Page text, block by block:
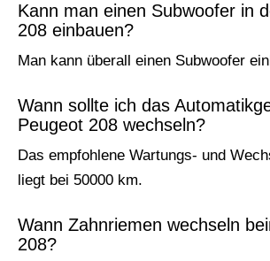
Kann man einen Subwoofer in
208 einbauen?
Man kann überall einen Subwoofer
Wann sollte ich das
Peugeot 208 wechseln?
Das empfohlene Wartungs- und
liegt bei 50000 km.
Wann Zahnriemen wechseln
208?